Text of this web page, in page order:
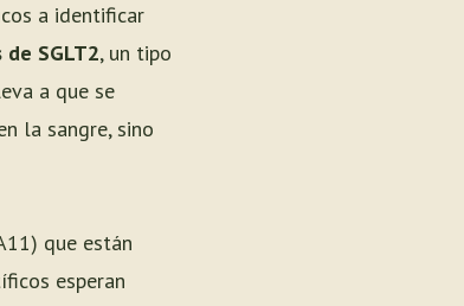
a identificar
SGLT2, un tipo
a que se
la sangre, sino
que están
esperan